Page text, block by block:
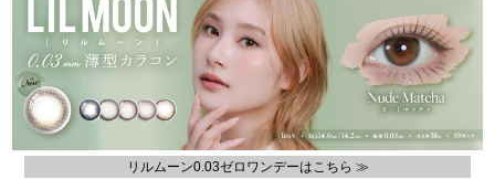
リルムーン0.03ゼロワンデーはこちら ≫